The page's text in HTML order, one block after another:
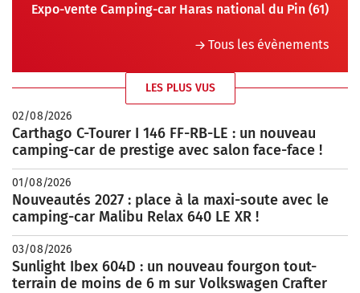
Expo-vente Camping-car Haras national du Pin (61)
Tous les évènements
LES PLUS VUS
02/08/2026
Carthago C-Tourer I 146 FF-RB-LE : un nouveau
camping-car de prestige avec salon face-face !
01/08/2026
Nouveautés 2027 : place à la maxi-soute avec le
camping-car Malibu Relax 640 LE XR !
03/08/2026
Sunlight Ibex 604D : un nouveau fourgon tout-
terrain de moins de 6 m sur Volkswagen Crafter